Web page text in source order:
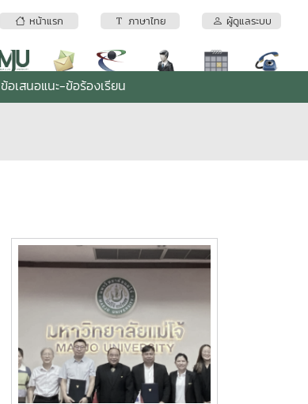
หน้าแรก ภาษาไทย ผู้ดูแลระบบ
ข้อเสนอแนะ-ข้อร้องเรียน